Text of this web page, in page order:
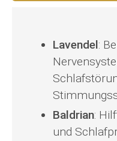
Lavendel:
Baldrian:
und